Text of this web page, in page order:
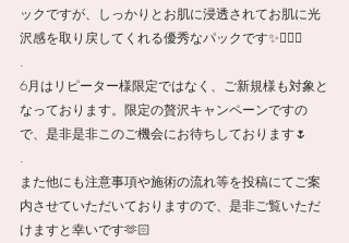
ックですが、しっかりとお肌に浸透されてお肌に光
沢感を取り戻してくれる優秀なパックです✨💆🏻‍♀️
.
6月はリピーター様限定ではなく、ご新規様も対象と
なっております。限定の贅沢キャンペーンですの
で、是非是非このご機会にお待ちしております🌷
.
また他にも注意事項や施術の流れ等を投稿にてご案
内させていただいておりますので、是非ご覧いただ
けますと幸いです🫶🏻